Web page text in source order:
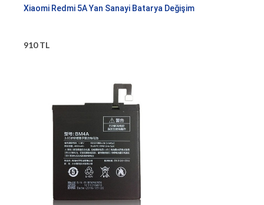
Xiaomi Redmi 5A Yan Sanayi Batarya Değişim
910 TL